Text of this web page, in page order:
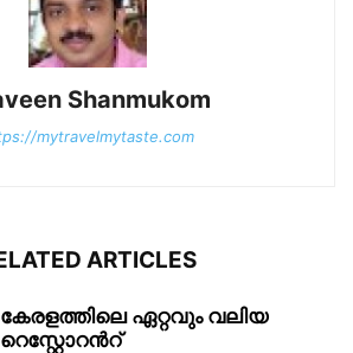
Shanmukom
mytravelmytaste.com
ARTICLES
കേരളത്തിലെ ഏറ്റവും വലിയ
റെസ്റ്റോറൻറ്